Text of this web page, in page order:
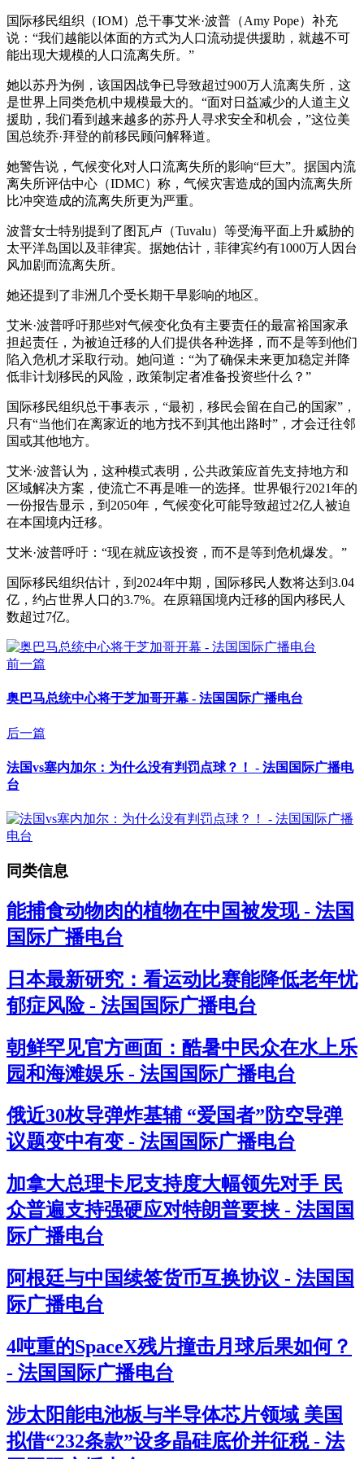
国际移民组织（IOM）总干事艾米·波普（Amy Pope）补充
说：“我们越能以体面的方式为人口流动提供援助，就越不可
能出现大规模的人口流离失所。”
她以苏丹为例，该国因战争已导致超过900万人流离失所，这
是世界上同类危机中规模最大的。“面对日益减少的人道主义
援助，我们看到越来越多的苏丹人寻求安全和机会，”这位美
国总统乔·拜登的前移民顾问解释道。
她警告说，气候变化对人口流离失所的影响“巨大”。据国内流
离失所评估中心（IDMC）称，气候灾害造成的国内流离失所
比冲突造成的流离失所更为严重。
波普女士特别提到了图瓦卢（Tuvalu）等受海平面上升威胁的
太平洋岛国以及菲律宾。据她估计，菲律宾约有1000万人因台
风加剧而流离失所。
她还提到了非洲几个受长期干旱影响的地区。
艾米·波普呼吁那些对气候变化负有主要责任的最富裕国家承
担起责任，为被迫迁移的人们提供各种选择，而不是等到他们
陷入危机才采取行动。她问道：“为了确保未来更加稳定并降
低非计划移民的风险，政策制定者准备投资些什么？”
国际移民组织总干事表示，“最初，移民会留在自己的国家”，
只有“当他们在离家近的地方找不到其他出路时”，才会迁往邻
国或其他地方。
艾米·波普认为，这种模式表明，公共政策应首先支持地方和
区域解决方案，使流亡不再是唯一的选择。世界银行2021年的
一份报告显示，到2050年，气候变化可能导致超过2亿人被迫
在本国境内迁移。
艾米·波普呼吁：“现在就应该投资，而不是等到危机爆发。”
国际移民组织估计，到2024年中期，国际移民人数将达到3.04
亿，约占世界人口的3.7%。在原籍国境内迁移的国内移民人
数超过7亿。
前一篇
奥巴马总统中心将于芝加哥开幕 - 法国国际广播电台
后一篇
法国vs塞内加尔：为什么没有判罚点球？！ - 法国国际广播电
台
同类信息
能捕食动物肉的植物在中国被发现 - 法国
国际广播电台
日本最新研究：看运动比赛能降低老年忧
郁症风险 - 法国国际广播电台
朝鲜罕见官方画面：酷暑中民众在水上乐
园和海滩娱乐 - 法国国际广播电台
俄近30枚导弹炸基辅 “爱国者”防空导弹
议题变中有变 - 法国国际广播电台
加拿大总理卡尼支持度大幅领先对手 民
众普遍支持强硬应对特朗普要挟 - 法国国
际广播电台
阿根廷与中国续签货币互换协议 - 法国国
际广播电台
4吨重的SpaceX残片撞击月球后果如何？
- 法国国际广播电台
涉太阳能电池板与半导体芯片领域 美国
拟借“232条款”设多晶硅底价并征税 - 法